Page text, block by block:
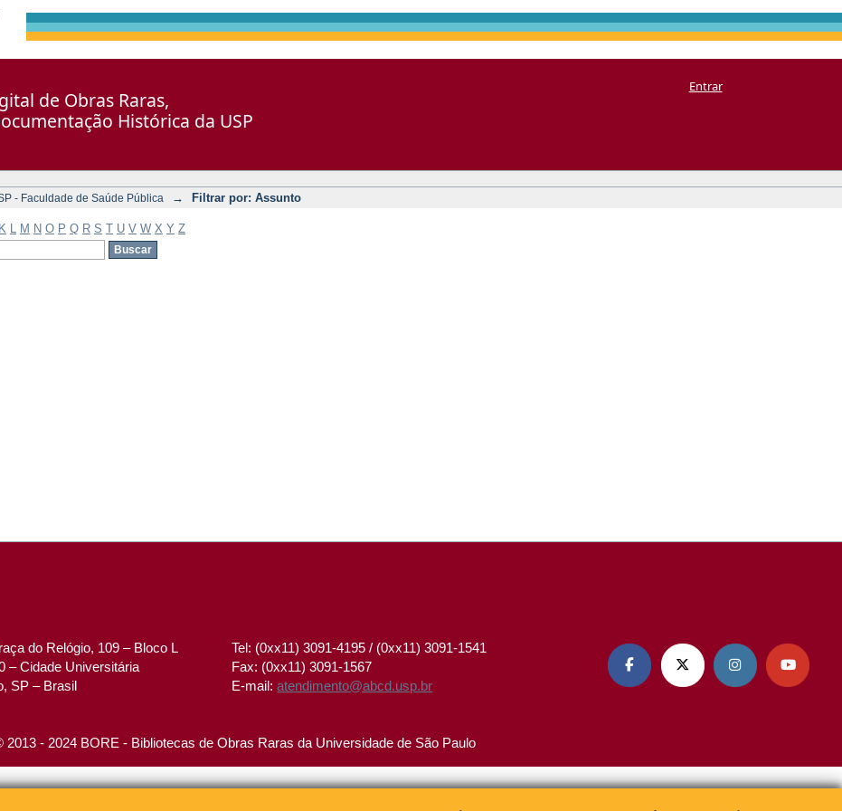
de Obras Raras,
Histórica da USP
Entrar
- Faculdade de Saúde Pública → Filtrar por: Assunto
K M N O P Q R S T U V W X Y Z
do Relógio, 109 – Bloco L
– Cidade Universitária
SP – Brasil
Tel: (0xx11) 3091-4195 / (0xx11) 3091-1541
Fax: (0xx11) 3091-1567
E-mail:atendimento@abcd.usp.br
   
2013 - 2024 BORE - Bibliotecas de Obras Raras da Universidade de São Paulo